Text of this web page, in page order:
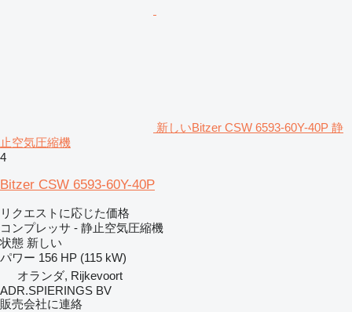
新しいBitzer CSW 6593-60Y-40P 静
止空気圧縮機
4
Bitzer CSW 6593-60Y-40P
リクエストに応じた価格
コンプレッサ - 静止空気圧縮機
状態 新しい
パワー 156 HP (115 kW)
オランダ, Rijkevoort
ADR.SPIERINGS BV
販売会社に連絡